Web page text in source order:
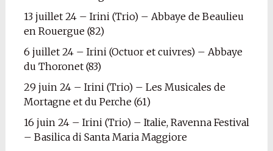
13 juillet 24 – Irini (Trio) – Abbaye de Beaulieu
en Rouergue (82)
6 juillet 24 – Irini (Octuor et cuivres) – Abbaye
du Thoronet (83)
29 juin 24 – Irini (Trio) – Les Musicales de
Mortagne et du Perche (61)
16 juin 24 – Irini (Trio) – Italie, Ravenna Festival
– Basilica di Santa Maria Maggiore